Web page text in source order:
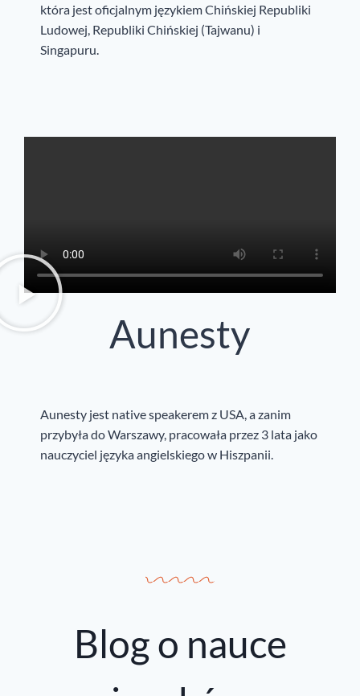
która jest oficjalnym językiem Chińskiej Republiki
Ludowej, Republiki Chińskiej (Tajwanu) i
Singapuru.
Aunesty
Aunesty jest native speakerem z USA, a zanim
przybyła do Warszawy, pracowała przez 3 lata jako
nauczyciel języka angielskiego w Hiszpanii.
Blog o nauce